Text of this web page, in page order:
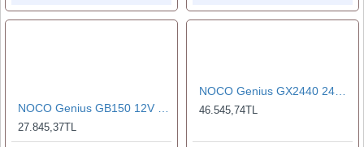
27.845,37TL
NOCO Genius GX2440 24V 425Ah Endüstriyel Akıllı Akü Şarj ve Akü Bakım
46.545,74TL